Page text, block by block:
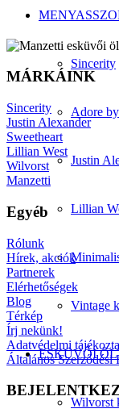
Sincerity
Adore
Justin
Lillian
Vintage
ESKÜVŐI
Wilvorst
MÁRKÁINK
Sincerity
Justin Alexander
Sweetheart
Lillian West
Wilvorst
Manzetti
Egyéb
Rólunk
Hírek, akciók
Partnerek
Elérhetőségek
Blog
Térkép
Írj nekünk!
Adatvédelmi
Általános Szerződési